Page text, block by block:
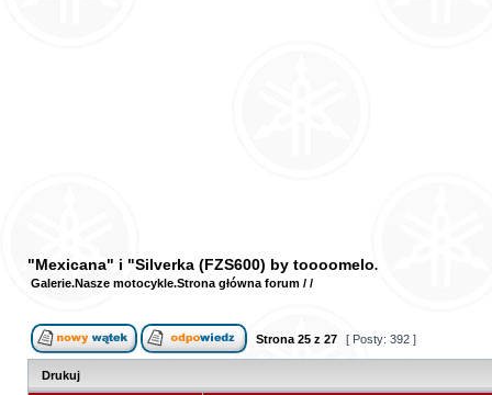
"Mexicana" i "Silverka (FZS600) by toooomelo
Strona główna forum /
Galerie /
Nasze motocykle
Strona 25 z 27 [ Posty: 392 ]
Drukuj